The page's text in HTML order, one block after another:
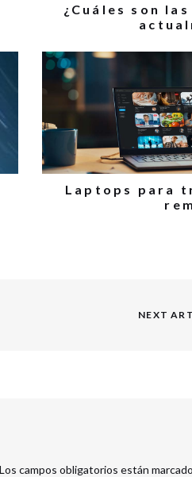
¿Cuáles son
Laptops para
NEXT
Los campos obligatorios están